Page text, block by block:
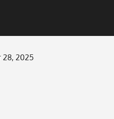
28, 2025